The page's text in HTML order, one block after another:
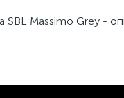
SBL Massimo Grey -